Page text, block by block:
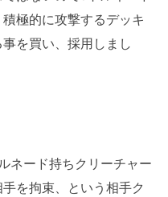
極的に攻撃するデッキ
を買い、採用しまし
ネード持ちクリーチャー
を拘束、という相手ク